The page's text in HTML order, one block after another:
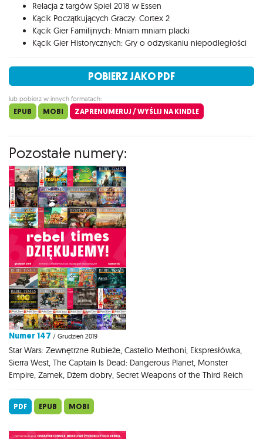
Relacja z targów Spiel 2018 w Essen
Kącik Początkujących Graczy: Cortex 2
Kącik Gier Familijnych: Mniam mniam placki
Kącik Gier Historycznych: Gry o odzyskaniu niepodległości
POBIERZ JAKO PDF
lub pobierz w innych formatach:
EPUB MOBI ZAPRENUMERUJ / WYŚLIJ NA KINDLE
Pozostałe numery:
Numer 147 / Grudzień 2019
Star Wars: Zewnętrzne Rubieże, Castello Methoni, Ekspresłówka,
Sierra West, The Captain Is Dead: Dangerous Planet, Monster
Empire, Zamek, Dżem dobry, Secret Weapons of the Third Reich
PDF EPUB MOBI